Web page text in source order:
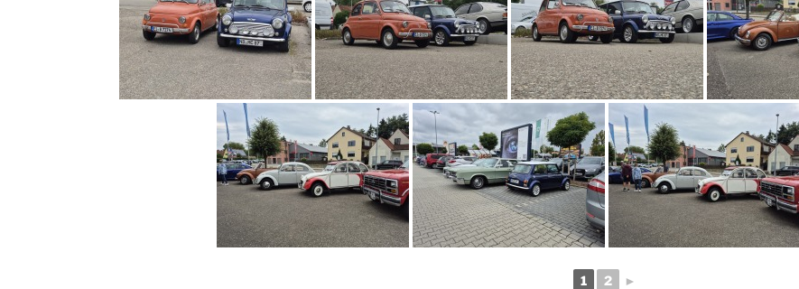
1 2 ►